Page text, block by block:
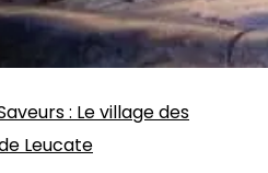
: Le village des
Leucate